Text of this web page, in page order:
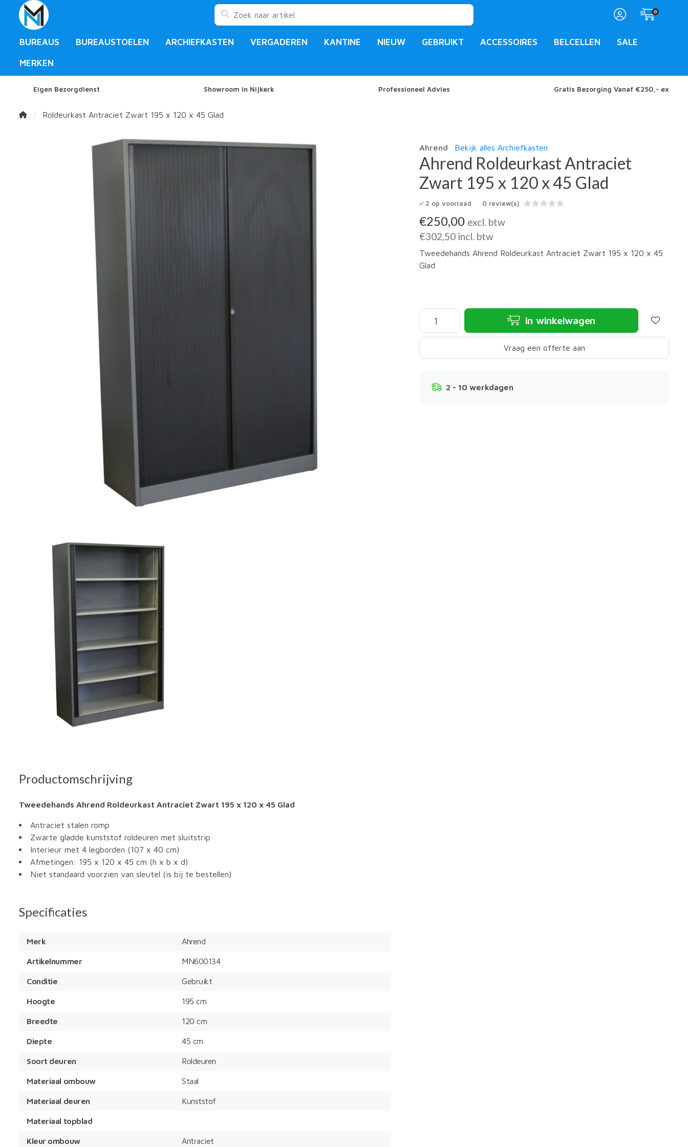
0
BUREAUS BUREAUSTOELEN ARCHIEFKASTEN VERGADEREN KANTINE NIEUW GEBRUIKT ACCESSOIRES BELCELLEN SALE
MERKEN
Eigen Bezorgdienst Showroom in Nijkerk Professioneel Advies Gratis Bezorging Vanaf €250,- ex
Roldeurkast Antraciet Zwart 195 x 120 x 45 Glad
Productomschrijving
Tweedehands Ahrend Roldeurkast Antraciet Zwart 195 x 120 x 45 Glad
Antraciet stalen romp
Zwarte gladde kunststof roldeuren met sluitstrip
Interieur met 4 legborden (107 x 40 cm)
Afmetingen: 195 x 120 x 45 cm (h x b x d)
Niet standaard voorzien van sleutel (is bij te bestellen)
Specificaties
Merk Ahrend
Artikelnummer MN600134
Conditie Gebruikt
Hoogte 195 cm
Breedte 120 cm
Diepte 45 cm
Soort deuren Roldeuren
Materiaal ombouw Staal
Materiaal deuren Kunststof
Materiaal topblad
Kleur ombouw Antraciet
Ahrend Bekijk alles Archiefkasten
Ahrend Roldeurkast Antraciet
Zwart 195 x 120 x 45 Glad
2 op voorraad 0 review(s)
€250,00 excl. btw
€302,50 incl. btw
Tweedehands Ahrend Roldeurkast Antraciet Zwart 195 x 120 x 45
Glad
In winkelwagen
Vraag een offerte aan
2 - 10 werkdagen